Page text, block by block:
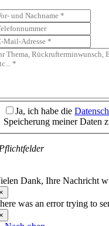
Ja, ich habe die
Speicherung meiner Daten
Dank, Ihre Nachricht
was an error trying to